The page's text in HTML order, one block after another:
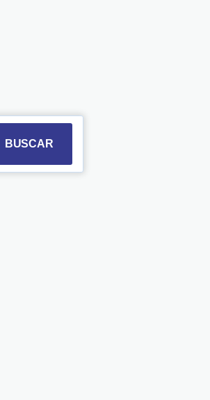
and select a date. Press the
calendar and select a date.
BUSCAR